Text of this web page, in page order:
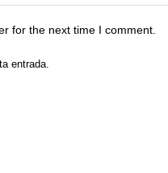
for the next time I comment.
entrada.